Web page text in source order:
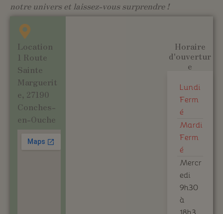
notre univers et laissez-vous surprendre !
Location
1 Route
Sainte
Marguerit
e, 27190
Conches-
en-Ouche
Horaire
d'ouvertur
e
Lundi
Ferm
é
Mardi
Ferm
é
Mercr
edi
9h30
à